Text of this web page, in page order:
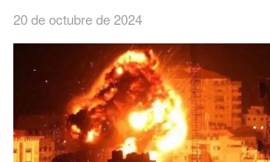
20 de octubre de 2024